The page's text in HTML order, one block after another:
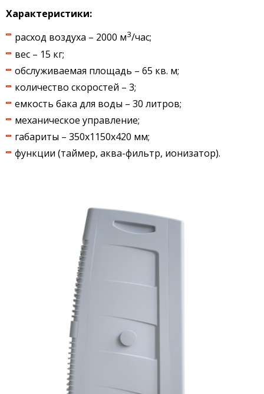
Характеристики:
расход воздуха – 2000 м3/час;
вес – 15 кг;
обслуживаемая площадь – 65 кв. м;
количество скоростей – 3;
емкость бака для воды – 30 литров;
механическое управление;
габариты – 350х1150х420 мм;
функции (таймер, аква-фильтр, ионизатор).